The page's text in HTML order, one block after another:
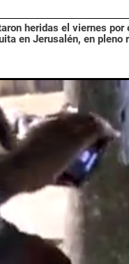
heridas el viernes
en Jerusalén, en pleno